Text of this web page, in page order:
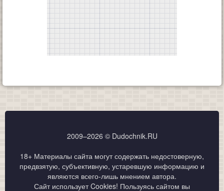
2009–2026 © Dudochnik.RU
18+ Материалы сайта могут содержать недостоверную,
предвзятую, субъективную, устаревшую информацию и
являются всего-лишь мнением автора.
Сайт использует Cookies! Пользуясь сайтом вы